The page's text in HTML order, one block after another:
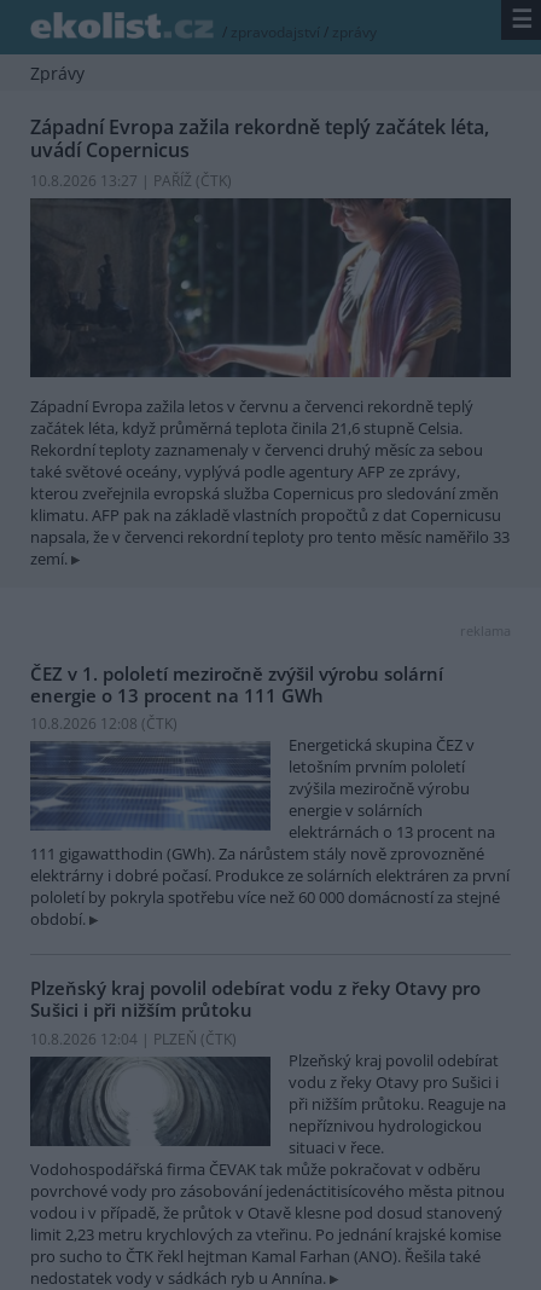
/ zpravodajství / zprávy ☰
Zprávy
Západní Evropa zažila rekordně teplý začátek léta,
uvádí Copernicus
10.8.2026 13:27 | PAŘÍŽ (ČTK)
Západní Evropa zažila letos v červnu a červenci rekordně teplý
začátek léta, když průměrná teplota činila 21,6 stupně Celsia.
Rekordní teploty zaznamenaly v červenci druhý měsíc za sebou
také světové oceány, vyplývá podle agentury AFP ze zprávy,
kterou zveřejnila evropská služba Copernicus pro sledování změn
klimatu. AFP pak na základě vlastních propočtů z dat Copernicusu
napsala, že v červenci rekordní teploty pro tento měsíc naměřilo 33
zemí.
reklama
ČEZ v 1. pololetí meziročně zvýšil výrobu solární
energie o 13 procent na 111 GWh
10.8.2026 12:08 (ČTK)
Energetická skupina ČEZ v
letošním prvním pololetí
zvýšila meziročně výrobu
energie v solárních
elektrárnách o 13 procent na
111 gigawatthodin (GWh). Za nárůstem stály nově zprovozněné
elektrárny i dobré počasí. Produkce ze solárních elektráren za první
pololetí by pokryla spotřebu více než 60 000 domácností za stejné
období.
Plzeňský kraj povolil odebírat vodu z řeky Otavy pro
Sušici i při nižším průtoku
10.8.2026 12:04 | PLZEŇ (ČTK)
Plzeňský kraj povolil odebírat
vodu z řeky Otavy pro Sušici i
při nižším průtoku. Reaguje na
nepříznivou hydrologickou
situaci v řece.
Vodohospodářská firma ČEVAK tak může pokračovat v odběru
povrchové vody pro zásobování jedenáctitisícového města pitnou
vodou i v případě, že průtok v Otavě klesne pod dosud stanovený
limit 2,23 metru krychlových za vteřinu. Po jednání krajské komise
pro sucho to ČTK řekl hejtman Kamal Farhan (ANO). Řešila také
nedostatek vody v sádkách ryb u Annína.